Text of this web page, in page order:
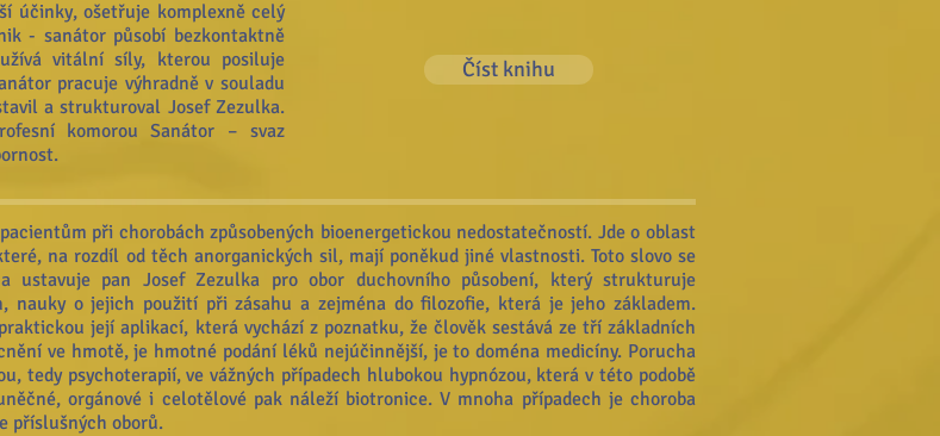
účinky, ošetřuje komplexně celý
- sanátor působí bezkontaktně
vitální síly, kterou posiluje
pracuje výhradně v souladu
a strukturoval Josef Zezulka.
komorou Sanátor – svaz
Číst knihu
při chorobách způsobených bioenergetickou nedostatečností. Jde o oblast
na rozdíl od těch anorganických sil, mají poněkud jiné vlastnosti. Toto slovo se
ustavuje pan Josef Zezulka pro obor duchovního působení, který strukturuje
o jejich použití při zásahu a zejména do filozofie, která je jeho základem.
její aplikací, která vychází z poznatku, že člověk sestává ze tří základních
ve hmotě, je hmotné podání léků nejúčinnější, je to doména medicíny. Porucha
tedy psychoterapií, ve vážných případech hlubokou hypnózou, která v této podobě
orgánové i celotělové pak náleží biotronice. V mnoha případech je choroba
příslušných oborů.